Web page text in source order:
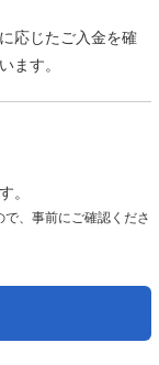
応じたご入金を確
ます。
。
、事前にご確認くださ